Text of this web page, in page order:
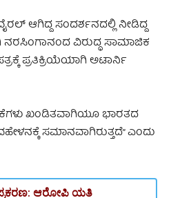
ಆಗಿದ್ದ ಸಂದರ್ಶನದಲ್ಲಿ ನೀಡಿದ್ದ
ವಿರುದ್ಧ ಸಾಮಾಜಿಕ
ಪ್ರತಿಕ್ರಿಯೆಯಾಗಿ ಅಟಾರ್ನಿ
ಖಂಡಿತವಾಗಿಯೂ ಭಾರತದ
ಸಮಾನವಾಗಿರುತ್ತದೆ” ಎಂದು
ಆರೋಪಿ ಯತಿ